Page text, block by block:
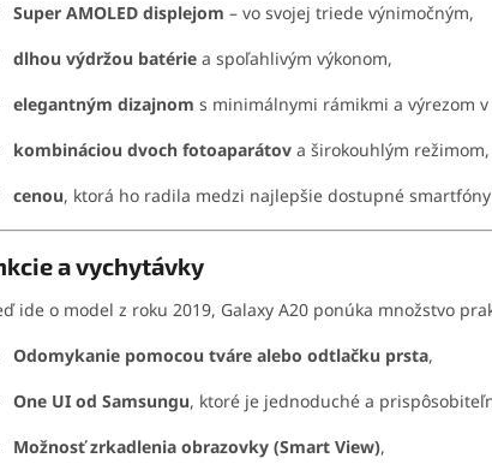
Super AMOLED displejom – vo svojej triede výnimočným,
dlhou výdržou batérie a spoľahlivým výkonom,
elegantným dizajnom s minimálnymi rámikmi a výrezom
kombináciou dvoch fotoaparátov a širokouhlým režimom,
cenou, ktorá ho radila medzi najlepšie dostupné
a vychytávky
ide o model z roku 2019, Galaxy A20 ponúka množstvo
Odomykanie pomocou tváre alebo odtlačku prsta,
One UI od Samsungu, ktoré je jednoduché a
Možnosť zrkadlenia obrazovky (Smart View),